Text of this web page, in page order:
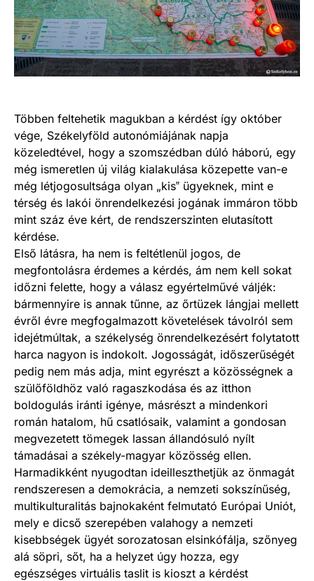
Többen feltehetik magukban a kérdést így október
vége, Székelyföld autonómiájának napja
közeledtével, hogy a szomszédban dúló háború, egy
még ismeretlen új világ kialakulása közepette van-e
még létjogosultsága olyan „kis‟ ügyeknek, mint e
térség és lakói önrendelkezési jogának immáron több
mint száz éve kért, de rendszerszinten elutasított
kérdése.
Első látásra, ha nem is feltétlenül jogos, de
megfontolásra érdemes a kérdés, ám nem kell sokat
időzni felette, hogy a válasz egyértelművé váljék:
bármennyire is annak tűnne, az őrtüzek lángjai mellett
évről évre megfogalmazott követelések távolról sem
idejétmúltak, a székelység önrendelkezésért folytatott
harca nagyon is indokolt. Jogosságát, időszerűségét
pedig nem más adja, mint egyrészt a közösségnek a
szülőföldhöz való ragaszkodása és az itthon
boldogulás iránti igénye, másrészt a mindenkori
román hatalom, hű csatlósaik, valamint a gondosan
megvezetett tömegek lassan állandósuló nyílt
támadásai a székely-magyar közösség ellen.
Harmadikként nyugodtan ideilleszthetjük az önmagát
rendszeresen a demokrácia, a nemzeti sokszínűség,
multikulturalitás bajnokaként felmutató Európai Uniót,
mely e dicső szerepében valahogy a nemzeti
kisebbségek ügyét sorozatosan elsinkófálja, szőnyeg
alá söpri, sőt, ha a helyzet úgy hozza, egy
egészséges virtuális taslit is kioszt a kérdést